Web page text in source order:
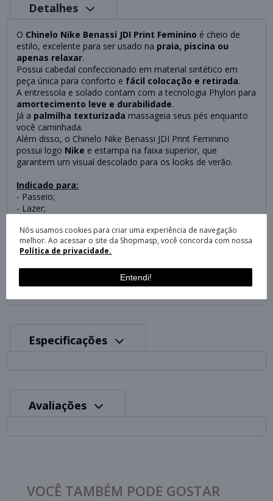
Detalhes
O Chinelo Nike Benassi JDI Print Feminino é cheio de
estilo, excelente para ser usado na praia, piscina ou
apenas relaxar.
Possui cabedal confeccionado em material sintético em
peça única para conforto e fácil colocação e retirada.
A entressola e solado contam com a tecnologia Phylon para
amortecimento leve e durabilidade.
Já a palmilha texturizada massageia seus pés enquanto
você caminhada.
Além disso, o Chinelo Nike Benassi JDI Print Feminino
possui logo Nike e estampa na faixa superior, que
garantem um visual descolado para os looks de verão.
Indicado para:
- Passeio;
- Lazer;
Especificações:
Referência do fornecedor na cor:
Branco: 618919-107 - out/2017
Especificações
Avaliações
VOCÊ TAMBÉM PODE GOSTAR
Nós usamos cookies para criar uma experiência de navegação
melhor. Ao acessar o site da Shopmasp, você concorda com nossa
Política de privacidade.
Entendi!